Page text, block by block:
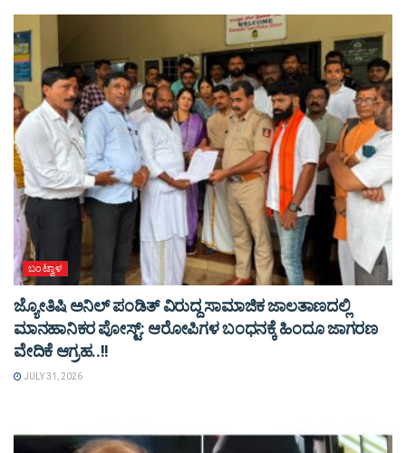
ಬಂಟ್ವಾಳ
ಜ್ಯೋತಿಷಿ ಅನಿಲ್ ಪಂಡಿತ್ ವಿರುದ್ದ ಸಾಮಾಜಿಕ ಜಾಲತಾಣದಲ್ಲಿ
ಮಾನಹಾನಿಕರ ಪೋಸ್ಟ್: ಆರೋಪಿಗಳ ಬಂಧನಕ್ಕೆ ಹಿಂದೂ ಜಾಗರಣ
ವೇದಿಕೆ ಆಗ್ರಹ..!!
JULY 31, 2026